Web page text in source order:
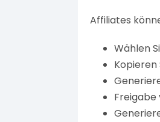
Affiliates
Wählen
Kopieren
Freigabe